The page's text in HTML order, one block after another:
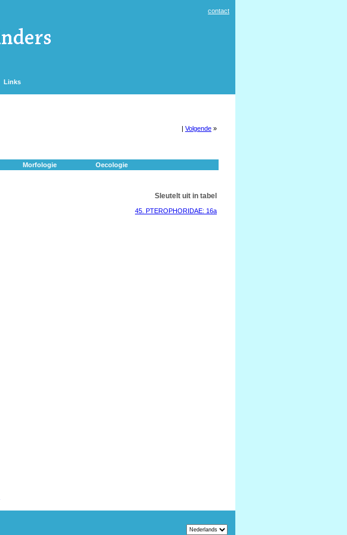
contact
Links
| Volgende »
Morfologie Oecologie
Sleutelt uit in tabel
45. PTEROPHORIDAE: 16a